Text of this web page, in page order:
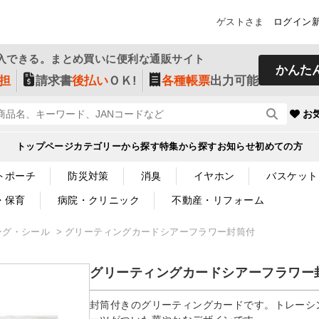
ゲストさま ログイン
できる。まとめ買いに便利な通販サイト
請求書後払いＯＫ! 各種帳票出力可能
かんた
お
トップページカテゴリーから探す特集から探すお知らせ初めての方
ポーチ 防災対策 消臭 イヤホン バスケット
保育 病院・クリニック 不動産・リフォーム
グ・シール グリーティングカードシアーフラワー封筒付
グリーティングカードシアーフラワー
封筒付きのグリーティングカードです。トレー